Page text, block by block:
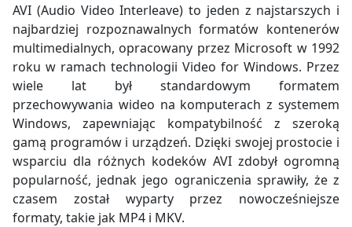
AVI (Audio Video Interleave) to jeden z najstarszych i
najbardziej rozpoznawalnych formatów kontenerów
multimedialnych, opracowany przez Microsoft w 1992
roku w ramach technologii Video for Windows. Przez
wiele lat był standardowym formatem
przechowywania wideo na komputerach z systemem
Windows, zapewniając kompatybilność z szeroką
gamą programów i urządzeń. Dzięki swojej prostocie i
wsparciu dla różnych kodeków AVI zdobył ogromną
popularność, jednak jego ograniczenia sprawiły, że z
czasem został wyparty przez nowocześniejsze
formaty, takie jak MP4 i MKV.